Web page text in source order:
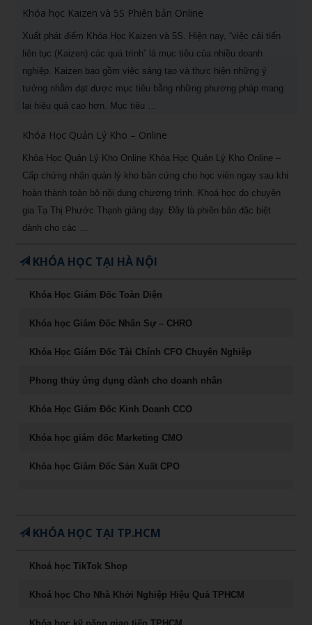
Khóa học Kaizen và 5S Phiên bản Online
Xuất phát điểm Khóa Học Kaizen và 5S. Hiện nay, “việc cải tiến
liên tục (Kaizen) các quá trình” là mục tiêu của nhiều doanh
nghiệp. Kaizen bao gồm việc sáng tạo và thực hiện những ý
tưởng nhằm đạt được mục tiêu bằng những phương pháp mang
lại hiệu quả cao hơn. Mục tiêu …
Khóa Học Quản Lý Kho – Online
Khóa Học Quản Lý Kho Online Khóa Học Quản Lý Kho Online –
Cấp chứng nhận quản lý kho bản cứng cho học viên ngay sau khi
hoàn thành toàn bộ nội dung chương trình. Khoá học do chuyên
gia Tạ Thị Phước Thạnh giảng dạy. Đây là phiên bản đặc biệt
dành cho các …
KHÓA HỌC TẠI HÀ NỘI
Khóa Học Giám Đốc Toàn Diện
Khóa học Giám Đốc Nhân Sự – CHRO
Khóa Học Giám Đốc Tài Chính CFO Chuyên Nghiêp
Phong thủy ứng dụng dành cho doanh nhân
Khóa Học Giám Đốc Kinh Doanh CCO
Khóa học giám đốc Marketing CMO
Khóa học Giám Đốc Sản Xuất CPO
dương
KHÓA HỌC TẠI TP.HCM
Khoá học TikTok Shop
Khoá học Cho Nhà Khởi Nghiệp Hiệu Quả TPHCM